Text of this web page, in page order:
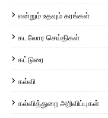
என்றும் உதவும் கரங்கள்
கடலோர செய்திகள்
கட்டுரை
கல்வி
கல்வித்துறை அறிவிப்புகள்